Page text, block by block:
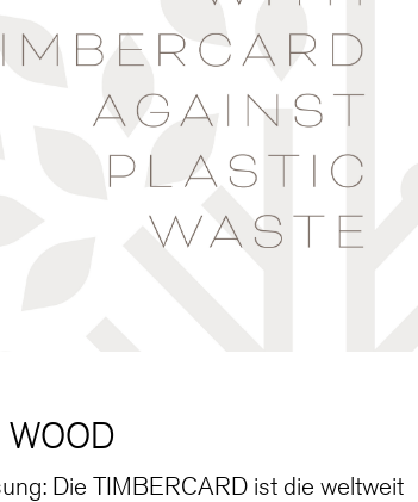
Die TIMBERCARD ist die weltweit